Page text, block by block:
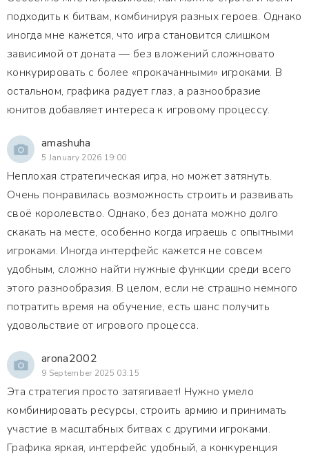
подходить к битвам, комбинируя разных героев. Однако
иногда мне кажется, что игра становится слишком
зависимой от доната — без вложений сложновато
конкурировать с более «прокачанными» игроками. В
остальном, графика радует глаз, а разнообразие
юнитов добавляет интереса к игровому процессу.
amashuha
5 January 2026 19:00
Неплохая стратегическая игра, но может затянуть.
Очень понравилась возможность строить и развивать
своё королевство. Однако, без доната можно долго
скакать на месте, особенно когда играешь с опытными
игроками. Иногда интерфейс кажется не совсем
удобным, сложно найти нужные функции среди всего
этого разнообразия. В целом, если не страшно немного
потратить время на обучение, есть шанс получить
удовольствие от игрового процесса.
arona2002
9 September 2025 03:15
Эта стратегия просто затягивает! Нужно умело
комбинировать ресурсы, строить армию и принимать
участие в масштабных битвах с другими игроками.
Графика яркая, интерфейс удобный, а конкуренция